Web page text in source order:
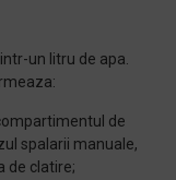
un litru de apa.
de
spalarii manuale,
de clatire;